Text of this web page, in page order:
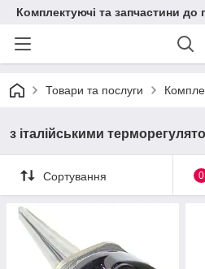
Комплектуючі та запчастини до
Товари та послуги
з італійськими
Сортування 0